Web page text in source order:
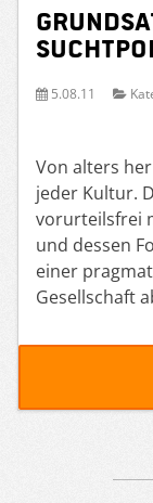
5.08.11
Von alters
jeder Kultur.
vorurteilsfrei
und dessen
einer
Gesellschaft